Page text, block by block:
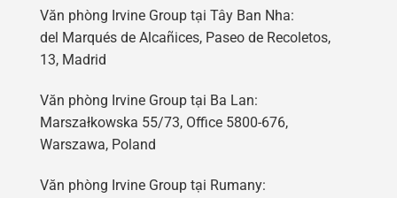
Văn phòng Irvine Group tại Tây Ban Nha:
del Marqués de Alcañices, Paseo de Recoletos,
13, Madrid
Văn phòng Irvine Group tại Ba Lan:
Marszałkowska 55/73, Office 5800-676,
Warszawa, Poland
Văn phòng Irvine Group tại Rumany: